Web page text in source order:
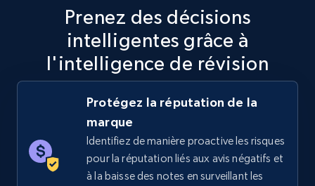
5.6K+ Commencer
TikTok Shop
URL, Title, Available, Description, Currency, Initial
price, Final price, Discount percent, and more.
Prenez des décisions
intelligentes grâce à
l'intelligence de révision
Protégez la réputation de la
marque
Identifiez de manière proactive les risques
pour la réputation liés aux avis négatifs et
à la baisse des notes en surveillant les